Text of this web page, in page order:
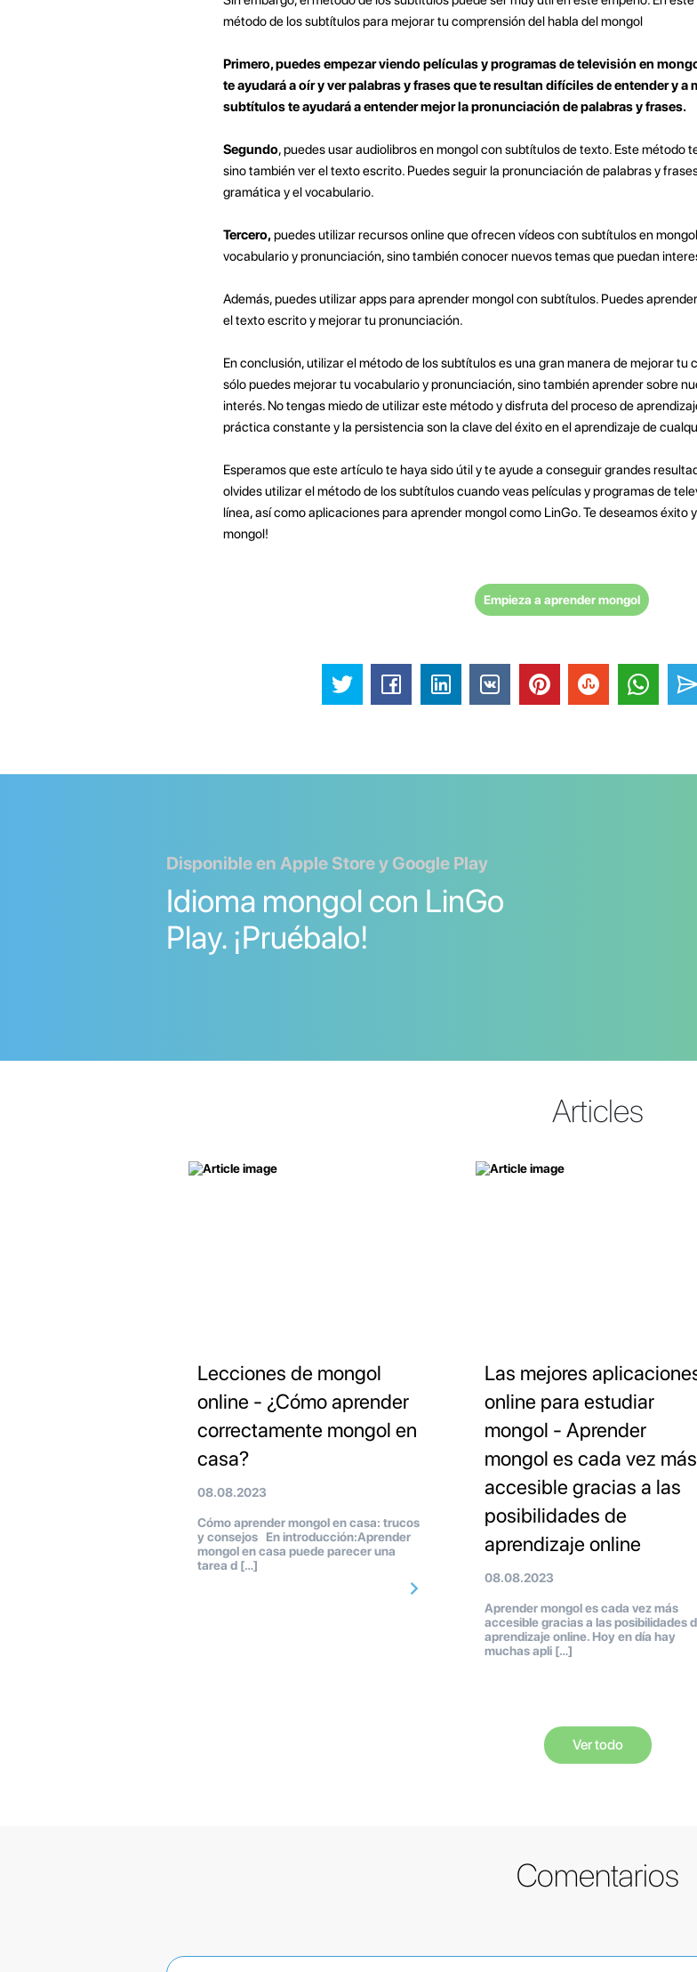
método de los subtítulos para mejorar tu comprensión del habla del mongol
Primero, puedes empezar viendo películas y programas de televisión en
te ayudará a oír y ver palabras y frases que te resultan difíciles de entender y a
subtítulos te ayudará a entender mejor la pronunciación de palabras y frases.
Segundo, puedes usar audiolibros en mongol con subtítulos de texto. Este método
sino también ver el texto escrito. Puedes seguir la pronunciación de palabras y
gramática y el vocabulario.
Tercero,puedes utilizar recursos online que ofrecen vídeos con subtítulos en
vocabulario y pronunciación, sino también conocer nuevos temas que puedan
Además, puedes utilizar apps para aprender mongol con subtítulos. Puedes
el texto escrito y mejorar tu pronunciación.
En conclusión, utilizar el método de los subtítulos es una gran manera de mejorar tu
sólo puedes mejorar tu vocabulario y pronunciación, sino también aprender sobre
interés. No tengas miedo de utilizar este método y disfruta del proceso de
práctica constante y la persistencia son la clave del éxito en el aprendizaje de
Esperamos que este artículo te haya sido útil y te ayude a conseguir grandes
olvides utilizar el método de los subtítulos cuando veas películas y programas de
línea, así como aplicaciones para aprender mongol como LinGo. Te deseamos éxito
mongol!
Empieza a aprender mongol
Disponible en Apple Store y Google Play
Idioma mongol con LinGo
Play. ¡Pruébalo!
Articles
Lecciones de mongol
online - ¿Cómo aprender
correctamente mongol en
casa?
08.08.2023
Cómo aprender mongol en casa: trucos
y consejos En introducción:Aprender
mongol en casa puede parecer una
tarea d […]
Las mejores
online para estudiar
mongol - Aprender
mongol es cada vez más
accesible gracias a las
posibilidades de
aprendizaje online
08.08.2023
Aprender mongol es cada vez más
accesible gracias a las posibilidades
aprendizaje online. Hoy en día hay
muchas apli […]
Ver todo
Comentarios